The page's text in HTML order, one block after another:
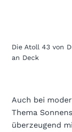
Die Atoll 43 von
an Deck
Auch bei
Thema
überzeugend